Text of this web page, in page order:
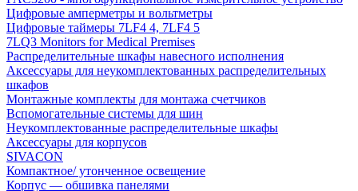
Цифровые амперметры и вольтметры
Цифровые таймеры 7LF4 4, 7LF4 5
7LQ3 Monitors for Medical Premises
Распределительные шкафы навесного исполнения
Аксессуары для неукомплектованных распределительных
шкафов
Монтажные комплекты для монтажа счетчиков
Вспомогательные системы для шин
Неукомплектованные распределительные шкафы
Аксессуары для корпусов
SIVACON
Компактное/ утонченное освещение
Корпус — обшивка панелями